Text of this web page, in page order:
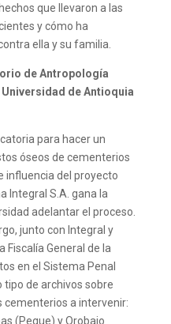
que llevaron a las
y cómo ha
ella y su familia.
de Antropología
de Antioquia
para hacer un
óseos de cementerios
influencia del proyecto
Integral S.A. gana la
adelantar el proceso.
junto con Integral y
Fiscalía General de la
en el Sistema Penal
tipo de archivos sobre
cementerios a intervenir:
(Peque) y Orobajo